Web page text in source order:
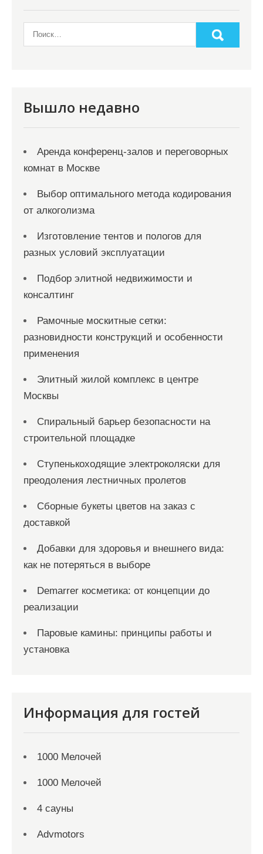
Вышло недавно
Аренда конференц-залов и переговорных
комнат в Москве
Выбор оптимального метода кодирования
от алкоголизма
Изготовление тентов и пологов для
разных условий эксплуатации
Подбор элитной недвижимости и
консалтинг
Рамочные москитные сетки:
разновидности конструкций и особенности
применения
Элитный жилой комплекс в центре
Москвы
Спиральный барьер безопасности на
строительной площадке
Ступенькоходящие электроколяски для
преодоления лестничных пролетов
Сборные букеты цветов на заказ с
доставкой
Добавки для здоровья и внешнего вида:
как не потеряться в выборе
Demarrer косметика: от концепции до
реализации
Паровые камины: принципы работы и
установка
Информация для гостей
1000 Мелочей
1000 Мелочей
4 сауны
Advmotors